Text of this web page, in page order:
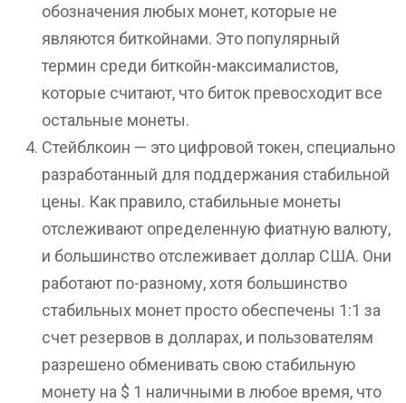
обозначения любых монет, которые не
являются биткойнами. Это популярный
термин среди биткойн-максималистов,
которые считают, что биток превосходит все
остальные монеты.
Стейблкоин — это цифровой токен, специально
разработанный для поддержания стабильной
цены. Как правило, стабильные монеты
отслеживают определенную фиатную валюту,
и большинство отслеживает доллар США. Они
работают по-разному, хотя большинство
стабильных монет просто обеспечены 1:1 за
счет резервов в долларах, и пользователям
разрешено обменивать свою стабильную
монету на $ 1 наличными в любое время, что